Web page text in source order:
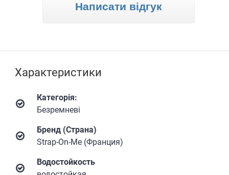
Написати відгук
Характеристики
Категорія:
Безремневі
Бренд (Страна)
Strap-On-Me (Франция)
Водостойкость